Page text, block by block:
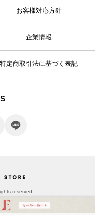
お客様対応方針
企業情報
特定商取引法に基づく表記
reserved.